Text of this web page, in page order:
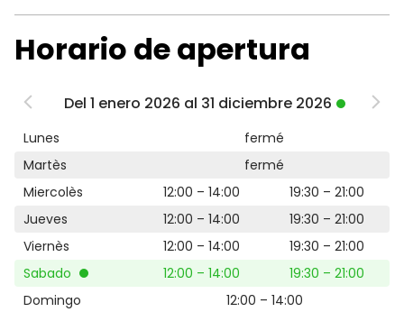
Horario de apertura
Del 1 enero 2026 al 31 diciembre 2026
Lunes
fermé
Martès
fermé
Miercolès
12:00 – 14:00
19:30 – 21:00
Jueves
12:00 – 14:00
19:30 – 21:00
Viernès
12:00 – 14:00
19:30 – 21:00
Sabado
12:00 – 14:00
19:30 – 21:00
Domingo
12:00 – 14:00